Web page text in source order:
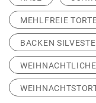
MEHLFREIE
BACKEN